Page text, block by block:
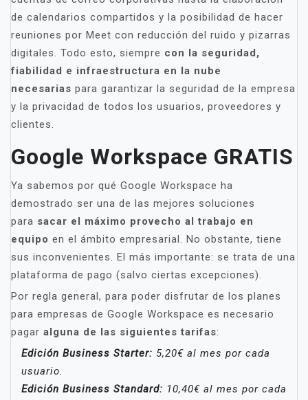
de calendarios compartidos y la posibilidad de hacer
reuniones por Meet con reducción del ruido y pizarras
digitales. Todo esto, siempre con la seguridad,
fiabilidad e infraestructura en la nube
necesarias para garantizar la seguridad de la empresa
y la privacidad de todos los usuarios, proveedores y
clientes.
Google Workspace GRATIS
Ya sabemos por qué Google Workspace ha
demostrado ser una de las mejores soluciones
para sacar el máximo provecho al trabajo en
equipo en el ámbito empresarial. No obstante, tiene
sus inconvenientes. El más importante: se trata de una
plataforma de pago (salvo ciertas excepciones).
Por regla general, para poder disfrutar de los planes
para empresas de Google Workspace es necesario
pagar alguna de las siguientes tarifas:
Edición Business Starter: 5,20€ al mes por cada
usuario.
Edición Business Standard: 10,40€ al mes por cada